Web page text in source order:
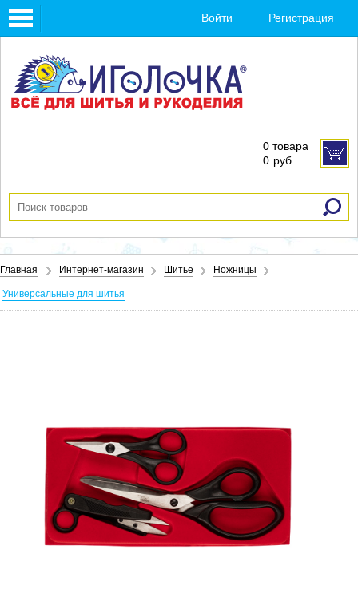
Toggle
navigation
Войти Регистрация
0 товара
0 руб.
Главная Интернет-магазин Шитье Ножницы
Универсальные для шитья